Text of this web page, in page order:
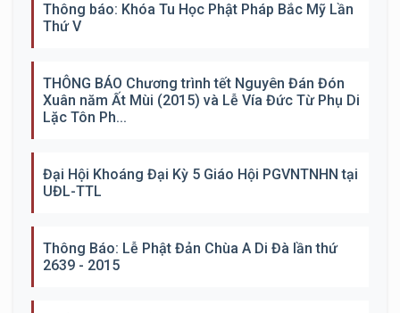
Thông báo: Khóa Tu Học Phật Pháp Bắc Mỹ Lần
Thứ V
THÔNG BÁO Chương trình tết Nguyên Đán Đón
Xuân năm Ất Mùi (2015) và Lễ Vía Đức Từ Phụ Di
Lặc Tôn Ph...
Đại Hội Khoáng Đại Kỳ 5 Giáo Hội PGVNTNHN tại
UĐL-TTL
Thông Báo: Lễ Phật Đản Chùa A Di Đà lần thứ
2639 - 2015